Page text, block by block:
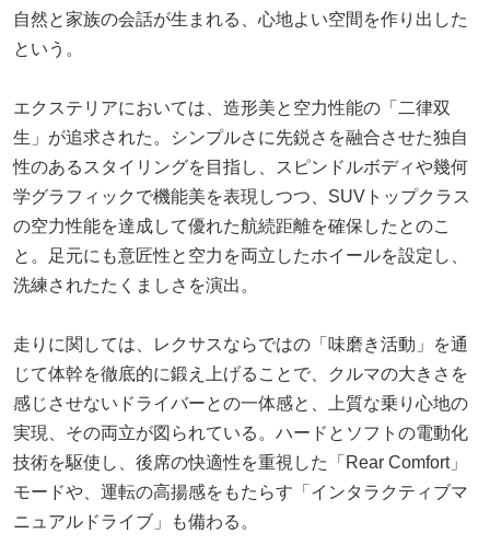
自然と家族の会話が生まれる、心地よい空間を作り出した
という。
エクステリアにおいては、造形美と空力性能の「二律双
生」が追求された。シンプルさに先鋭さを融合させた独自
性のあるスタイリングを目指し、スピンドルボディや幾何
学グラフィックで機能美を表現しつつ、SUVトップクラス
の空力性能を達成して優れた航続距離を確保したとのこ
と。足元にも意匠性と空力を両立したホイールを設定し、
洗練されたたくましさを演出。
走りに関しては、レクサスならではの「味磨き活動」を通
じて体幹を徹底的に鍛え上げることで、クルマの大きさを
感じさせないドライバーとの一体感と、上質な乗り心地の
実現、その両立が図られている。ハードとソフトの電動化
技術を駆使し、後席の快適性を重視した「Rear Comfort」
モードや、運転の高揚感をもたらす「インタラクティブマ
ニュアルドライブ」も備わる。